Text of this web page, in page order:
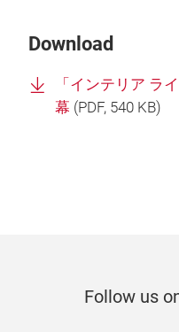
Download
「インテリア ラ
幕 (PDF, 540 KB)
Follow us